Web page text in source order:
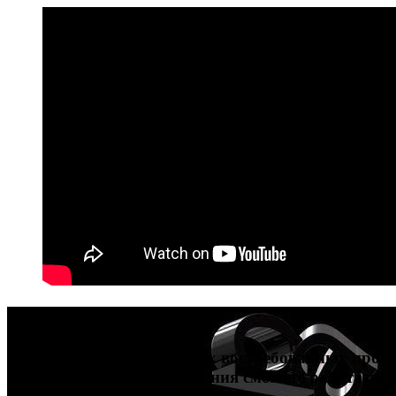
Попробуйте себя в четырех востребованных
больше всего. После обучения сможете